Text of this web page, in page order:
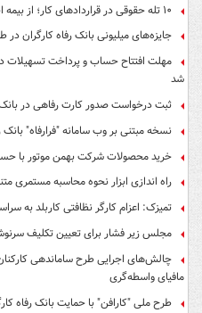
۱۰ تله حقوقی در قراردادهای کار؛ از بیمه اجباری تا سفیدامضاء خطرناک
جایزه‌های میلیونی بانک رفاه کارگران
شد
ثبت درخواست صدور کارت رفاهی در
نسخه مبتنی بر وب سامانه "فرارفاه"
خرید محصولات شرکت بهمن موتور با
راه اندازی ابزار نحوه محاسبه مستمری
تمیزک: اعزام کارگر نظافتی کاربلد به
مجلس زیر فشار برای تعیین تکلیف
چالش‌های اجرایی طرح ساماندهی
مافیای واسطه‌گری
طرح ملی "کارافن" با حمایت بانک رفاه